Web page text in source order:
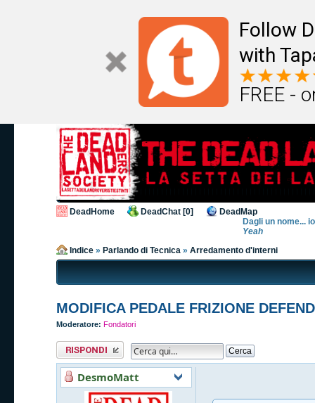
Follow
with
FREE -
DeadHome DeadChat [0]
DeadMap
Dagli un nome...
Yeah
Indice » Parlando di Tecnica » Arredamento d'interni
MODIFICA PEDALE FRIZIONE
Moderatore: Fondatori
Rispondi al
messaggio
DesmoMatt